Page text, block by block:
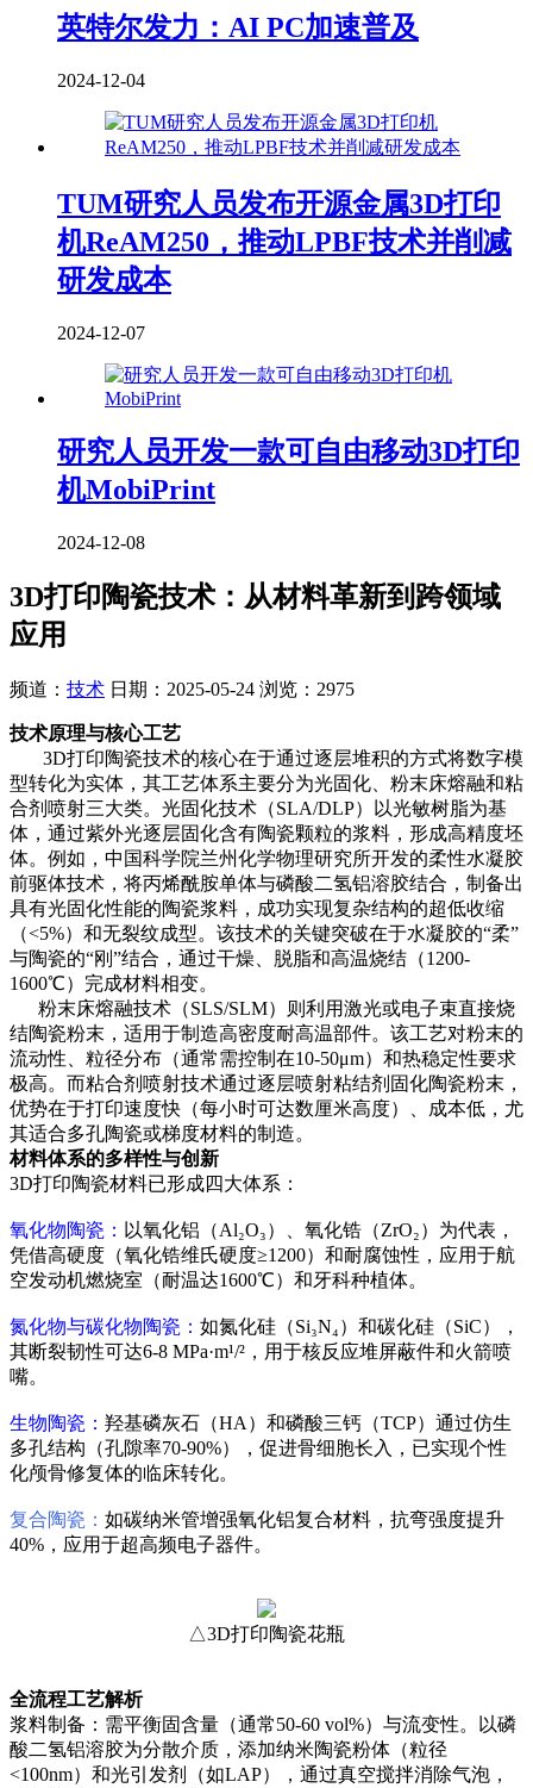
英特尔发力：AI PC加速普及
2024-12-04
TUM研究人员发布开源金属3D打印
机ReAM250，推动LPBF技术并削减
研发成本
2024-12-07
研究人员开发一款可自由移动3D打印
机MobiPrint
2024-12-08
3D打印陶瓷技术：从材料革新到跨领域
应用
频道： 技术 日期： 2025-05-24 浏览：2975
技术原理与核心工艺
3D打印陶瓷技术的核心在于通过逐层堆积的方式将数字模
型转化为实体，其工艺体系主要分为光固化、粉末床熔融和粘
合剂喷射三大类。光固化技术（SLA/DLP）以光敏树脂为基
体，通过紫外光逐层固化含有陶瓷颗粒的浆料，形成高精度坯
体。例如，中国科学院兰州化学物理研究所开发的柔性水凝胶
前驱体技术，将丙烯酰胺单体与磷酸二氢铝溶胶结合，制备出
具有光固化性能的陶瓷浆料，成功实现复杂结构的超低收缩
（<5%）和无裂纹成型。该技术的关键突破在于水凝胶的“柔”
与陶瓷的“刚”结合，通过干燥、脱脂和高温烧结（1200-
1600℃）完成材料相变。
粉末床熔融技术（SLS/SLM）则利用激光或电子束直接烧
结陶瓷粉末，适用于制造高密度耐高温部件。该工艺对粉末的
流动性、粒径分布（通常需控制在10-50μm）和热稳定性要求
极高。而粘合剂喷射技术通过逐层喷射粘结剂固化陶瓷粉末，
优势在于打印速度快（每小时可达数厘米高度）、成本低，尤
其适合多孔陶瓷或梯度材料的制造。
材料体系的多样性与创新
3D打印陶瓷材料已形成四大体系：
氧化物陶瓷： 以氧化铝（Al₂O₃）、氧化锆（ZrO₂）为代表，
凭借高硬度（氧化锆维氏硬度≥1200）和耐腐蚀性，应用于航
空发动机燃烧室（耐温达1600℃）和牙科种植体。
氮化物与碳化物陶瓷： 如氮化硅（Si₃N₄）和碳化硅（SiC），
其断裂韧性可达6-8 MPa·m¹/²，用于核反应堆屏蔽件和火箭喷
嘴。
生物陶瓷： 羟基磷灰石（HA）和磷酸三钙（TCP）通过仿生
多孔结构（孔隙率70-90%），促进骨细胞长入，已实现个性
化颅骨修复体的临床转化。
复合陶瓷： 如碳纳米管增强氧化铝复合材料，抗弯强度提升
40%，应用于超高频电子器件。
△3D打印陶瓷花瓶
全流程工艺解析
浆料制备：需平衡固含量（通常50-60 vol%）与流变性。以磷
酸二氢铝溶胶为分散介质，添加纳米陶瓷粉体（粒径
<100nm）和光引发剂（如LAP），通过真空搅拌消除气泡，